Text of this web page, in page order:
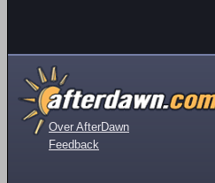
Over AfterDawn
Feedback